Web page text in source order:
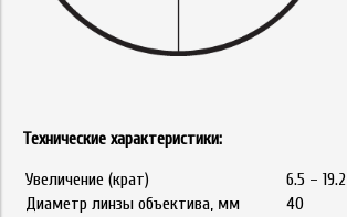
Технические характеристики:
Увеличение (крат)
6.5 – 19.2
Диаметр линзы объектива, мм
40